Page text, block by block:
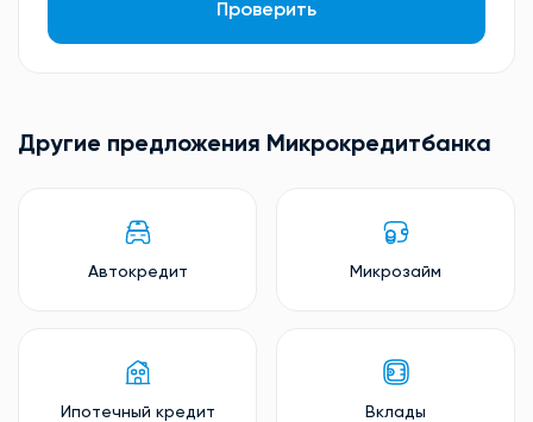
Проверить
Другие предложения Микрокредитбанкa
Автокредит Микрозайм
Ипотечный кредит Вклады